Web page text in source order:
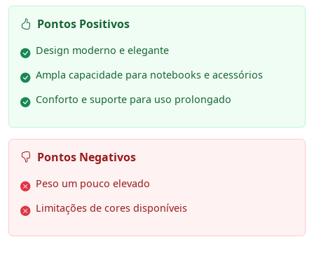
Pontos Positivos
Design moderno e elegante
Ampla capacidade para notebooks e acessórios
Conforto e suporte para uso prolongado
Pontos Negativos
Peso um pouco elevado
Limitações de cores disponíveis